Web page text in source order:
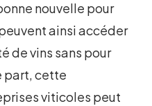
nouvelle pour
ainsi accéder
de vins sans pour
part, cette
viticoles peut